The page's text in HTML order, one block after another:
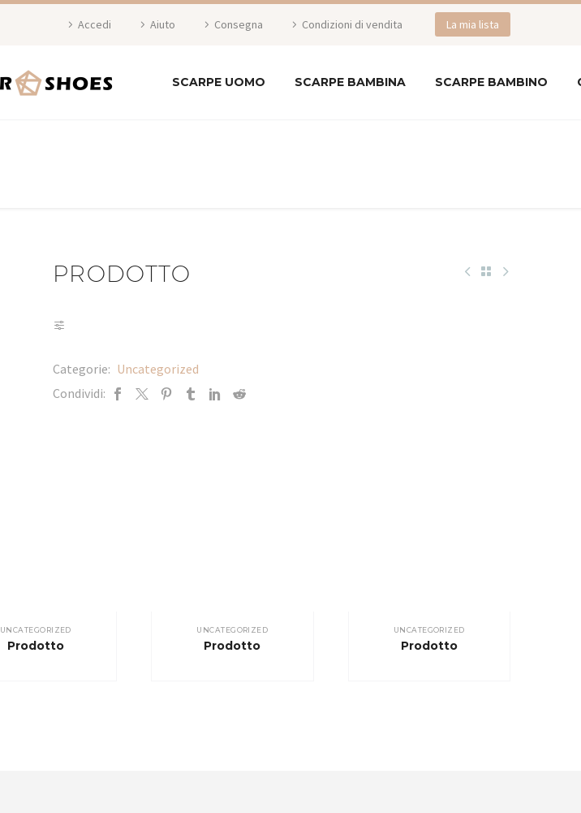
Accedi Aiuto Consegna Condizioni di vendita La mia lista
SCARPE UOMO SCARPE BAMBINA SCARPE BAMBINO
PRODOTTO
Categorie: Uncategorized
Condividi:
UNCATEGORIZED
Prodotto
UNCATEGORIZED
Prodotto
UNCATEGORIZED
Prodotto